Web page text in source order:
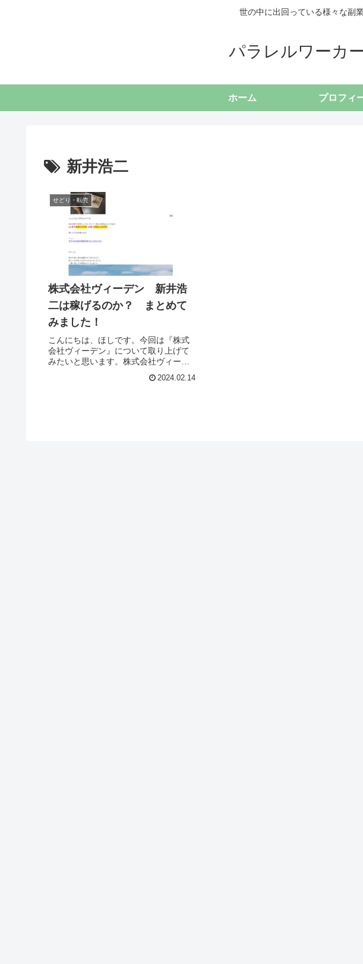
世の中に出回っている様々な副
パラレルワーカ
ホーム プロフィ
新井浩二
せどり・転売
株式会社ヴィーデン 新井浩
二は稼げるのか？ まとめて
みました！
こんにちは、ほしです。今回は『株式
会社ヴィーデン』について取り上げて
みたいと思います。株式会社ヴィーデ
を行うサイトを運営する会社です。そ
2024.02.14